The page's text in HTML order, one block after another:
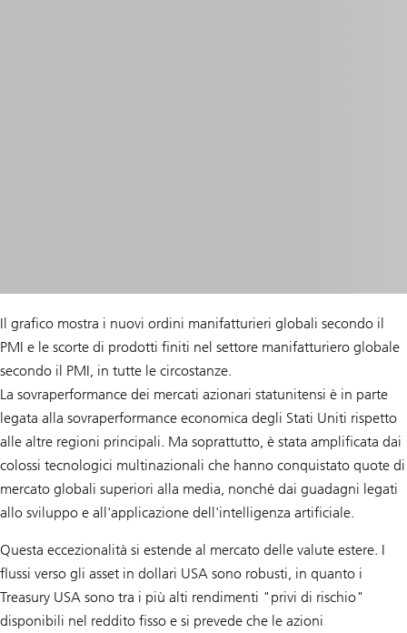
Il grafico mostra i nuovi ordini manifatturieri globali secondo il
PMI e le scorte di prodotti finiti nel settore manifatturiero globale
secondo il PMI, in tutte le circostanze.
La sovraperformance dei mercati azionari statunitensi è in parte
legata alla sovraperformance economica degli Stati Uniti rispetto
alle altre regioni principali. Ma soprattutto, è stata amplificata dai
colossi tecnologici multinazionali che hanno conquistato quote di
mercato globali superiori alla media, nonché dai guadagni legati
allo sviluppo e all'applicazione dell'intelligenza artificiale.
Questa eccezionalità si estende al mercato delle valute estere. I
flussi verso gli asset in dollari USA sono robusti, in quanto i
Treasury USA sono tra i più alti rendimenti "privi di rischio"
disponibili nel reddito fisso e si prevede che le azioni